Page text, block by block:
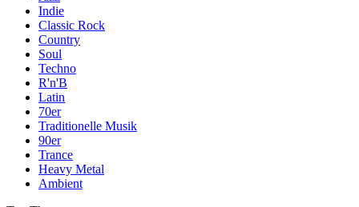
Indie
Classic Rock
Country
Soul
Techno
R'n'B
Latin
70er
Traditionelle Musik
90er
Trance
Heavy Metal
Ambient